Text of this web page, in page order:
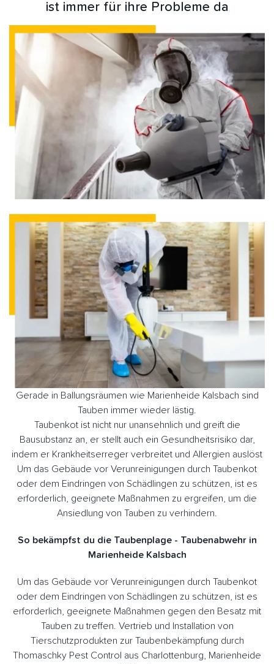
ist immer für ihre Probleme da
Gerade in Ballungsräumen wie Marienheide Kalsbach sind
Tauben immer wieder lästig.
Taubenkot ist nicht nur unansehnlich und greift die
Bausubstanz an, er stellt auch ein Gesundheitsrisiko dar,
indem er Krankheitserreger verbreitet und Allergien auslöst
Um das Gebäude vor Verunreinigungen durch Taubenkot
oder dem Eindringen von Schädlingen zu schützen, ist es
erforderlich, geeignete Maßnahmen zu ergreifen, um die
Ansiedlung von Tauben zu verhindern.
So bekämpfst du die Taubenplage - Taubenabwehr in
Marienheide Kalsbach
Um das Gebäude vor Verunreinigungen durch Taubenkot
oder dem Eindringen von Schädlingen zu schützen, ist es
erforderlich, geeignete Maßnahmen gegen den Besatz mit
Tauben zu treffen. Vertrieb und Installation von
Tierschutzprodukten zur Taubenbekämpfung durch
Thomaschky Pest Control aus Charlottenburg, Marienheide